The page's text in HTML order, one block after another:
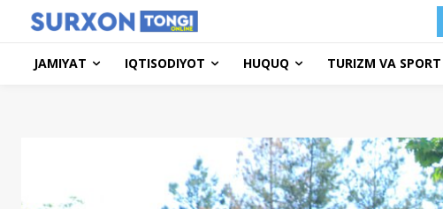
JAMIYAT IQTISODIYOT HUQUQ TURIZM VA SPORT